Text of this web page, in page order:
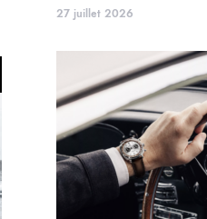
27 juillet 2026